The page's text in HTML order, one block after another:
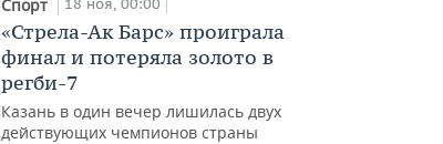
Спорт
«Стрела-Ак Барс» проиграла
финал и потеряла золото в
регби-7
Казань в один вечер лишилась двух
действующих чемпионов страны